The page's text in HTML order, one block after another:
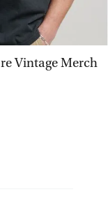
Vintage Merch